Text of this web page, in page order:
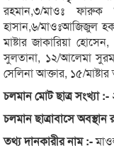
রহমান,৩/মাওঃ ফারুক
হাসান,৬/মাওঃআজিজুল
মাষ্টার জাকারিয়া
সুলতানা, ১২/আলেমা
সেলিনা আক্তার, ১৫/
চলমান মোট ছাত্র সংখ্যা :-
চলমান ছাত্রাবাসে অবস্থান
তথ্য দানকারীর নাম :-